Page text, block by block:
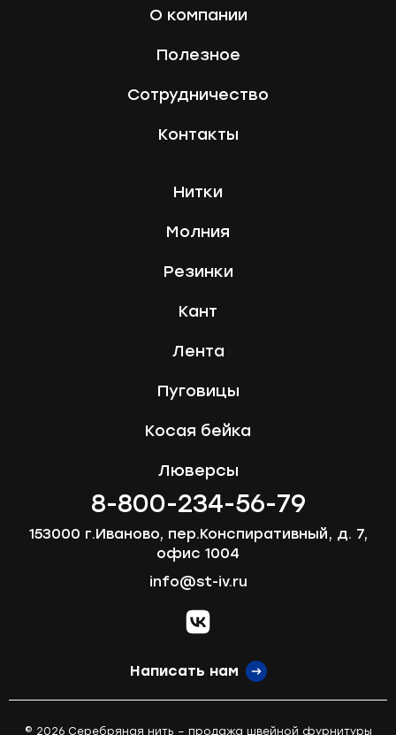
О компании
Полезное
Сотрудничество
Контакты
Нитки
Молния
Резинки
Кант
Лента
Пуговицы
Косая бейка
Люверсы
8-800-234-56-79
153000 г.Иваново, пер.Конспиративный, д. 7,
офис 1004
info@st-iv.ru
vk.com
Написать нам
© 2026 Серебряная нить – продажа швейной фурнитуры